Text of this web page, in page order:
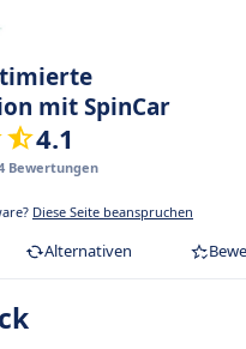
mit SpinCar
4.1
Bewertungen
Diese Seite beanspruchen
Alternativen